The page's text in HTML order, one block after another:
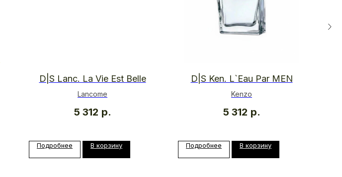
D|S Lanc. La Vie Est Belle
Lancome
5 312 р.
Подробнее В корзину
D|S Ken. L`Eau Par MEN
Kenzo
5 312 р.
Подробнее В корзину